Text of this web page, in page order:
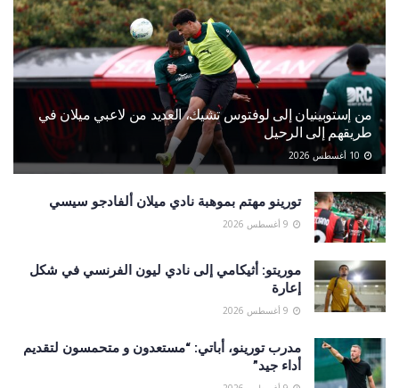
من إستوبينيان إلى لوفتوس تشيك، العديد من لاعبي ميلان في
طريقهم إلى الرحيل
تورينو مهتم بموهبة نادي ميلان ألفادجو سيسي
موريتو: أثيكامي إلى نادي ليون الفرنسي في شكل
إعارة
مدرب تورينو، أباتي: “مستعدون و متحمسون لتقديم
أداء جيد”